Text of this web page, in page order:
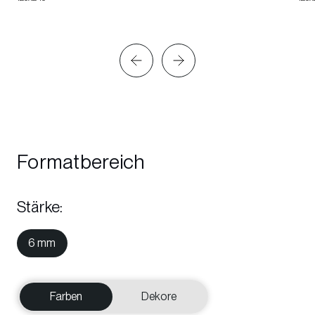
Formatbereich
Stärke:
6 mm
Farben Dekore